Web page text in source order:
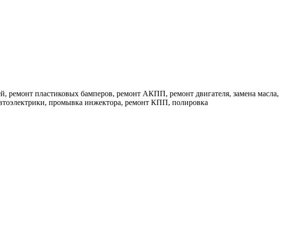
ремонт пластиковых бамперов, ремонт АКПП, ремонт двигателя, замена масла,
промывка инжектора, ремонт КПП, полировка